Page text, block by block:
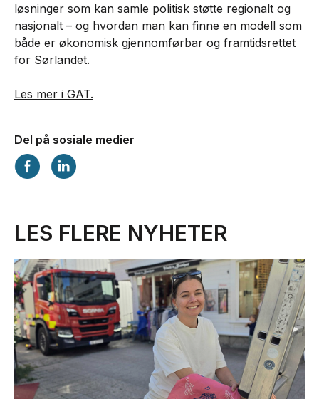
løsninger som kan samle politisk støtte regionalt og
nasjonalt – og hvordan man kan finne en modell som
både er økonomisk gjennomførbar og framtidsrettet
for Sørlandet.
Les mer i GAT.
Del på sosiale medier
LES FLERE NYHETER